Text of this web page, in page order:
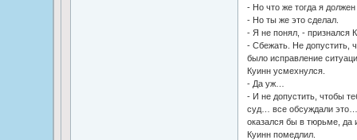
- Но что же тогда я
- Но ты же это сделал.
- Я не понял, - признался
- Сбежать. Не допустить,
было исправление
Куинн усмехнулся.
- Да уж…
- И не допустить, чтобы
суд… все обсуждали
оказался бы в тюрьме,
Куинн помедлил.